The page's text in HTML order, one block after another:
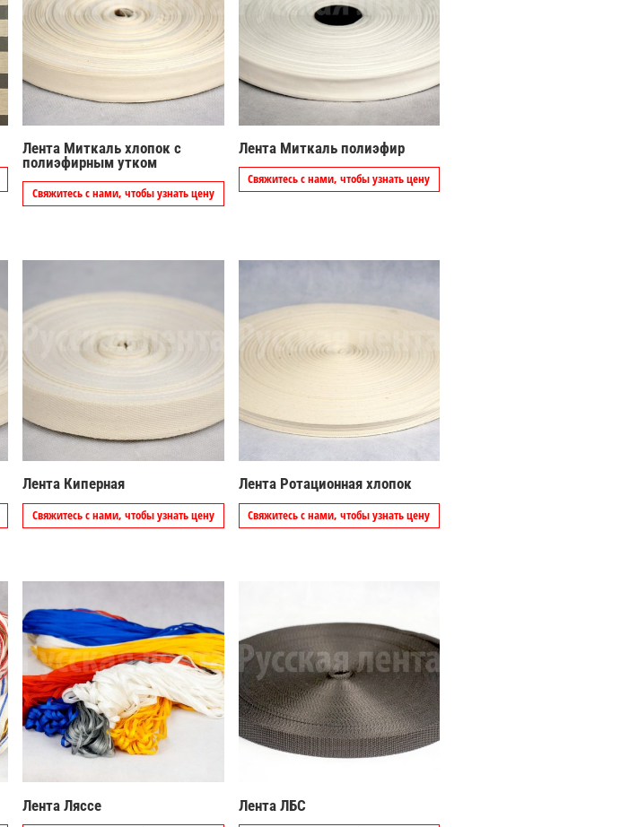
Лента Миткаль хлопок с
полиэфирным утком
Свяжитесь с нами, чтобы узнать цену
Лента Миткаль полиэфир
Свяжитесь с нами, чтобы узнать цену
Лента Киперная
Свяжитесь с нами, чтобы узнать цену
Лента Ротационная хлопок
Свяжитесь с нами, чтобы узнать цену
Лента Ляссе Лента ЛБС